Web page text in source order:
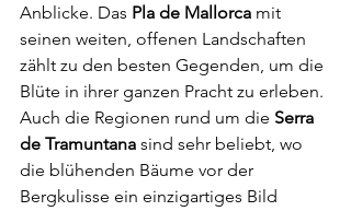
Anblicke. Das Pla de Mallorca mit
seinen weiten, offenen Landschaften
zählt zu den besten Gegenden, um die
Blüte in ihrer ganzen Pracht zu erleben.
Auch die Regionen rund um die Serra
de Tramuntana sind sehr beliebt, wo
die blühenden Bäume vor der
Bergkulisse ein einzigartiges Bild